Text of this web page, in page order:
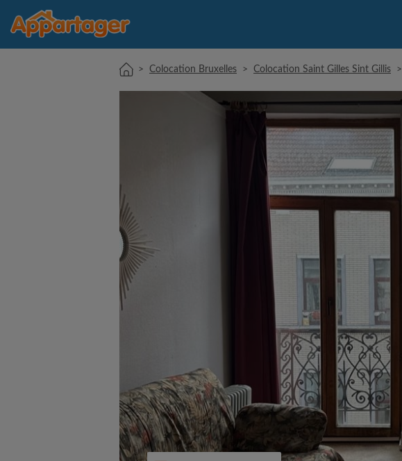
> Colocation Bruxelles > Colocation Saint Gilles Sint Gillis >